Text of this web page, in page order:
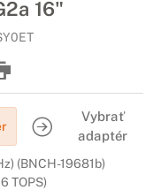
16"
Vybrať
adaptér
(BNCH-19681b)
TOPS)